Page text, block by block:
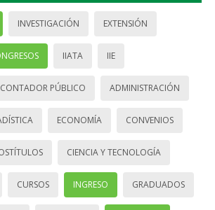
INVESTIGACIÓN EXTENSIÓN
IIATA IIE
CONTADOR PÚBLICO ADMINISTRACIÓN
ECONOMÍA CONVENIOS
CIENCIA Y TECNOLOGÍA
CURSOS INGRESO GRADUADOS